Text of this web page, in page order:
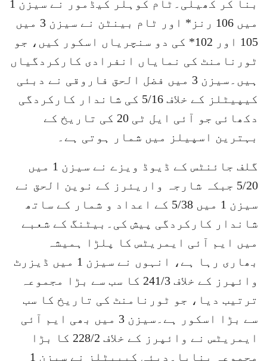
بنا کر کھیلی۔ٹام کوہلر کیڈمور نے سیزن 1
میں 106 رنز* اور ٹام بینٹن نے سیزن 3 میں
105 اور 102* کی دو سنچریاں اسکور کیں، جو
ٹورنامنٹ کی نمایاں انفرادی کارکردگیاں
ہیں۔سیزن 3 میں فضل الحق فاروقی نے دبئی
کیپیٹلز کے خلاف 5/16 کی شاندار کارکردگی
دکھائی جو آئی ایل ٹی 20 کی تاریخ کے
بہترین اسپیلز میں شمار ہوتی ہے۔
گلف جائنٹس کے ڈیوڈ ویزے نے سیزن 1 میں
5/20 جبکہ شارجہ واریئرز کے نوین الحق نے
سیزن 1 میں 5/38 کے اعداد و شمار کے ساتھ
شاندار کارکردگی پیش کی۔بیٹنگ کے شعبے
میں ایم آئی ایمریٹس کا پلڑا ہمیشہ
بھاری رہا ہے، انہوں نے سیزن 1 میں ڈیزرٹ
وائپرز کے خلاف 241/3 کا سب سے بڑا مجموعہ
ترتیب دیا، جو ٹورنامنٹ کی تاریخ کا سب
سے بڑا اسکور ہے۔سیزن 3 میں بھی ایم آئی
ایمریٹس نے وائپرز کے خلاف 228/2 کا بڑا
مجموعہ بنایا۔دبئی کیپیٹلز نے سیزن 1